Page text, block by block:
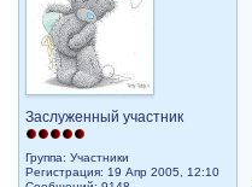
Заслуженный участник
Группа: Участники
Регистрация: 19 Апр 2005, 12:10